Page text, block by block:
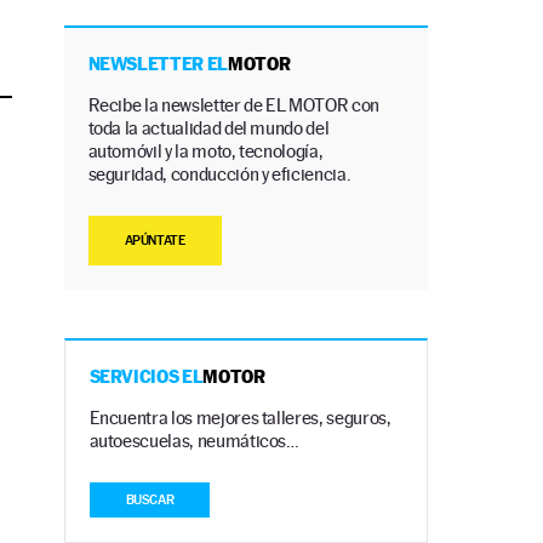
NEWSLETTER ELMOTOR
Recibe la newsletter de EL MOTOR con
toda la actualidad del mundo del
automóvil y la moto, tecnología,
seguridad, conducción y eficiencia.
APÚNTATE
SERVICIOS ELMOTOR
Encuentra los mejores talleres, seguros,
autoescuelas, neumáticos…
BUSCAR